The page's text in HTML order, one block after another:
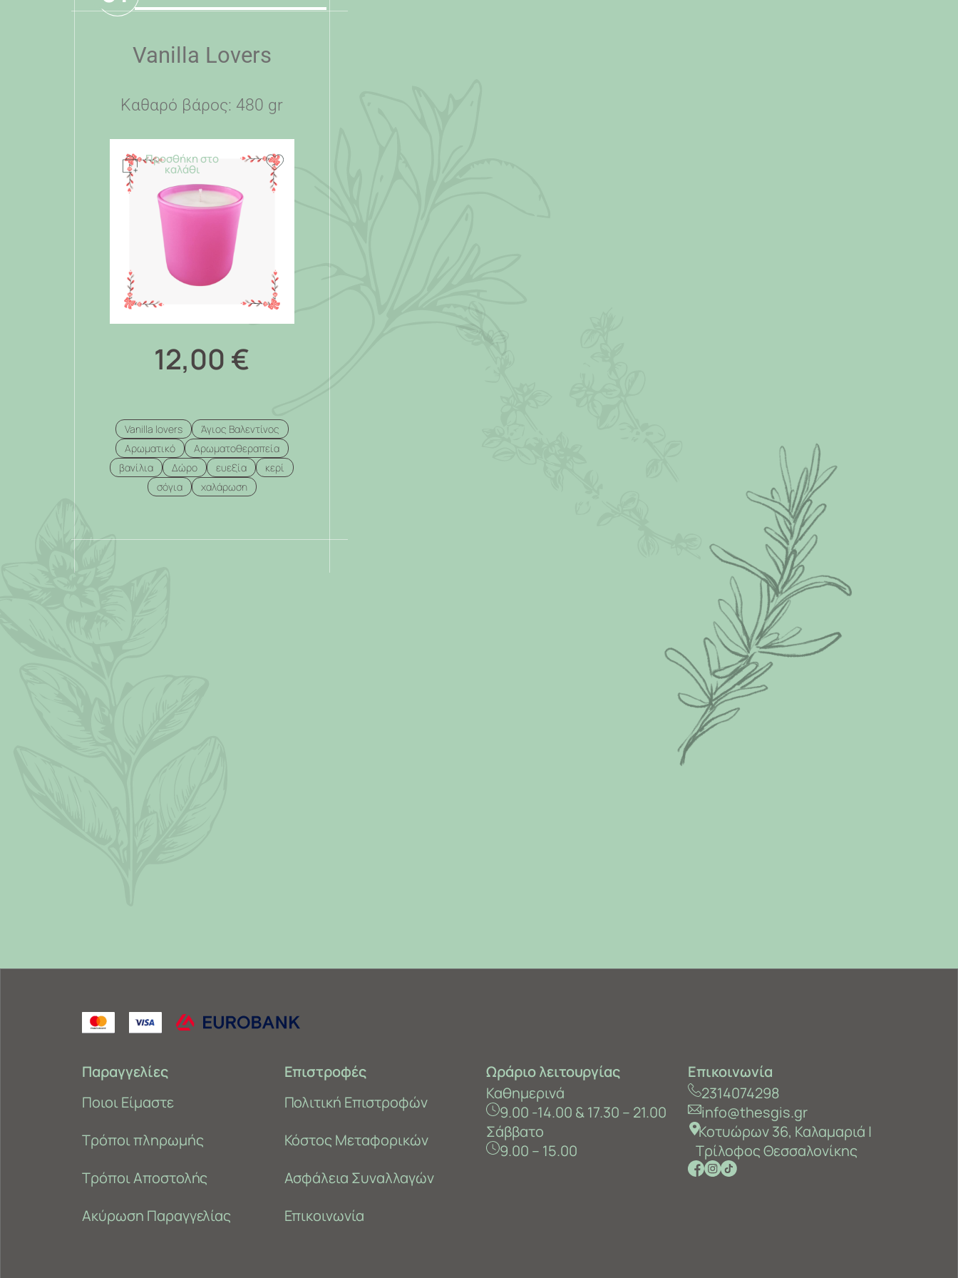
Vanilla Lovers
Καθαρό βάρος: 480 gr
Προσθήκη στο
καλάθι
12,00 €
Vanilla lovers
Άγιος Βαλεντίνος
Αρωματικό
Αρωματοθεραπεία
βανίλια
Δώρο ευεξία
κερί
σόγια
χαλάρωση
.
Παραγγελίες
Ποιοι Είμαστε
Τρόποι πληρωμής
Τρόποι Αποστολής
Ακύρωση Παραγγελίας
Επιστροφές
Πολιτική Επιστροφών
Κόστος Μεταφορικών
Ασφάλεια Συναλλαγών
Επικοινωνία
Ωράριο λειτουργίας
Καθημερινά
9.00 -14.00 & 17.30 – 21.00
Σάββατο
9.00 – 15.00
Επικοινωνία
2314074298
info@thesgis.gr
Κοτυώρων 36, Καλαμαριά ‎|
Τρίλοφος Θεσσαλονίκης